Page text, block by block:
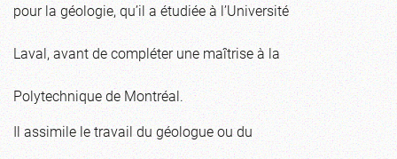
pour la géologie, qu’il a étudiée à l’Université
Laval, avant de compléter une maîtrise à la
Polytechnique de Montréal.
Il assimile le travail du géologue ou du